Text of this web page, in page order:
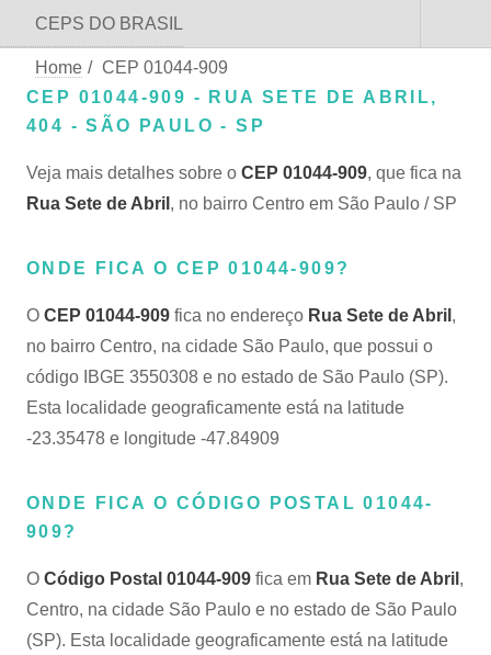
CEPS DO BRASIL
Home / CEP 01044-909
CEP 01044-909 - RUA SETE DE ABRIL,
404 - SÃO PAULO - SP
Veja mais detalhes sobre o CEP 01044-909, que fica na
Rua Sete de Abril , no bairro Centro em São Paulo / SP
ONDE FICA O CEP 01044-909?
O CEP 01044-909 fica no endereço Rua Sete de Abril ,
no bairro Centro, na cidade São Paulo, que possui o
código IBGE 3550308 e no estado de São Paulo (SP).
Esta localidade geograficamente está na latitude
-23.35478 e longitude -47.84909
ONDE FICA O CÓDIGO POSTAL 01044-
909?
O Código Postal 01044-909 fica em Rua Sete de Abril ,
Centro, na cidade São Paulo e no estado de São Paulo
(SP). Esta localidade geograficamente está na latitude